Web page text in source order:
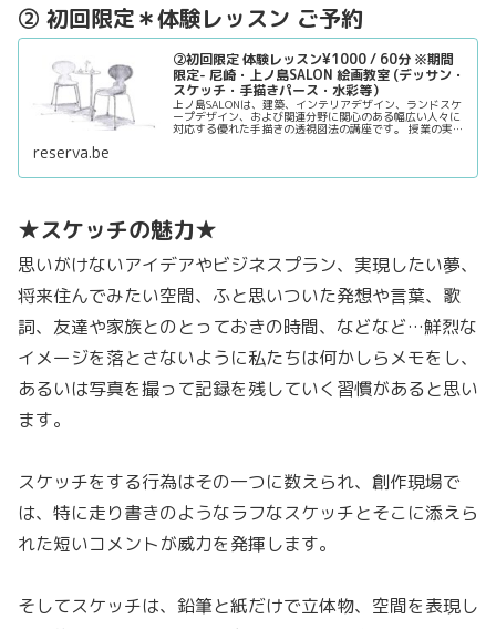
② 初回限定＊体験レッスン ご予約
②初回限定 体験レッスン¥1000 / 60分 ※期間
限定- 尼崎・上ノ島SALON 絵画教室 (デッサン・
スケッチ・手描きパース・水彩等）
上ノ島SALONは、建築、インテリアデザイン、ランドスケ
ープデザイン、および関連分野に関心のある幅広い人々に
対応する優れた手描きの透視図法の講座です。 授業の実践
備えたい人に…
reserva.be
★スケッチの魅力★
思いがけないアイデアやビジネスプラン、実現したい夢、
将来住んでみたい空間、ふと思いついた発想や言葉、歌
詞、友達や家族とのとっておきの時間、などなど…鮮烈な
イメージを落とさないように私たちは何かしらメモをし、
あるいは写真を撮って記録を残していく習慣があると思い
ます。
スケッチをする行為はその一つに数えられ、創作現場で
は、特に走り書きのようなラフなスケッチとそこに添えら
れた短いコメントが威力を発揮します。
そしてスケッチは、鉛筆と紙だけで立体物、空間を表現し